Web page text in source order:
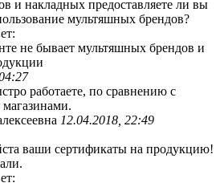
и накладных предоставляете ли вы
мультяшных брендов?
не бывает мультяшных брендов и
работаете, по сравнению с
12.04.2018, 22:49
ваши сертификаты на продукцию!